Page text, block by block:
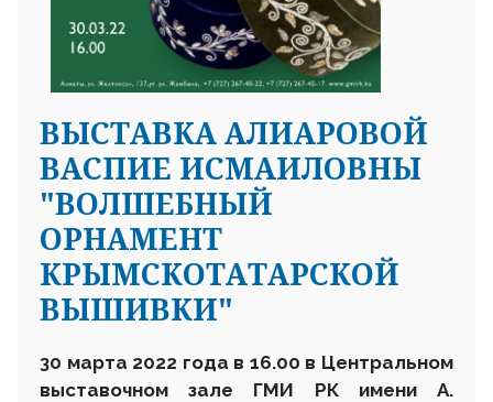
ВЫСТАВКА АЛИАРОВОЙ
ВАСПИЕ ИСМАИЛОВНЫ
"ВОЛШЕБНЫЙ
ОРНАМЕНТ
КРЫМСКОТАТАРСКОЙ
ВЫШИВКИ"
30 марта 2022 года в 16.00 в Центральном
выставочном зале ГМИ РК имени А.